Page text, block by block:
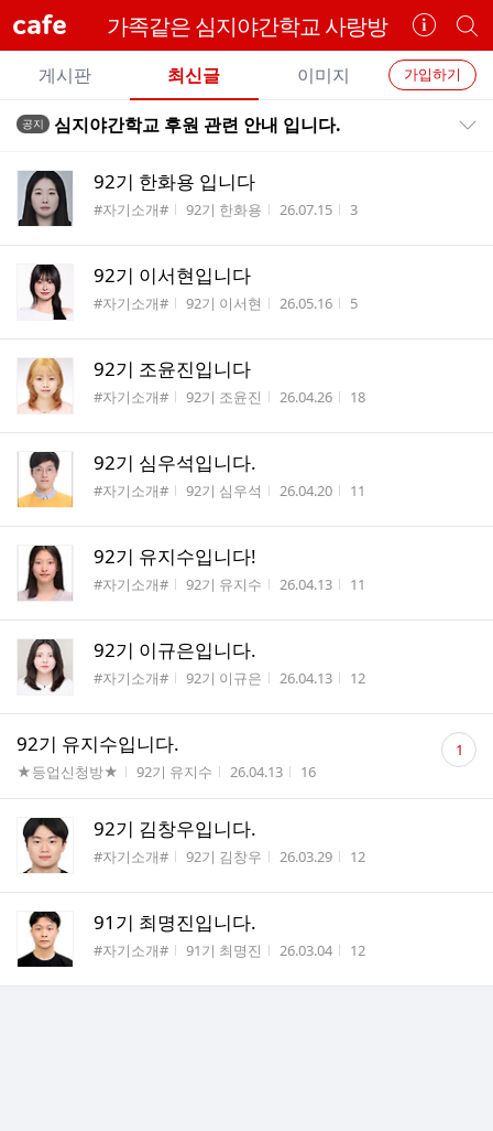
cafe 가족같은 심지야간학교 사랑방
카
페
정
보
개
별
카
페
검
카
페
뉴
가입하기
게시판 최신글 이미지
전
트
공지 심지야간학교 후원 관련 안내 입니다.
92기 한화용 입니다
게시판명
#자기소개# 작성자
92기 한화용 작성시간
26.07.15 조회수
3
92기 이서현입니다
게시판명
#자기소개# 작성자
92기 이서현 작성시간
26.05.16 조회수
5
92기 조윤진입니다
게시판명
#자기소개# 작성자
92기 조윤진 작성시간
26.04.26 조회수
18
92기 심우석입니다.
게시판명
#자기소개# 작성자
92기 심우석 작성시간
26.04.20 조회수
11
92기 유지수입니다!
게시판명
#자기소개# 작성자
92기 유지수 작성시간
26.04.13 조회수
11
92기 이규은입니다.
게시판명
#자기소개# 작성자
92기 이규은 작성시간
26.04.13 조회수
12
92기 유지수입니다.
게시판명
★등업신청방★ 작성자
92기 유지수 작성시간
26.04.13 조회수
16
댓
글 1
92기 김창우입니다.
게시판명
#자기소개# 작성자
92기 김창우 작성시간
26.03.29 조회수
12
91기 최명진입니다.
게시판명
#자기소개# 작성자
91기 최명진 작성시간
26.03.04 조회수
12